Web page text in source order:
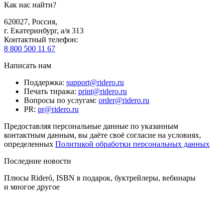
Как нас найти?
620027, Россия,
г. Екатеринбург, а/я 313
Контактный телефон:
8 800 500 11 67
Написать нам
Поддержка: support@ridero.ru
Печать тиража: print@ridero.ru
Вопросы по услугам: order@ridero.ru
PR: pr@ridero.ru
Предоставляя персональные данные по указанным
контактным данным, вы даёте своё согласие на условиях,
определенных Политикой обработки персональных данных
Последние новости
Плюсы Rideró, ISBN в подарок, буктрейлеры, вебинары
и многое другое